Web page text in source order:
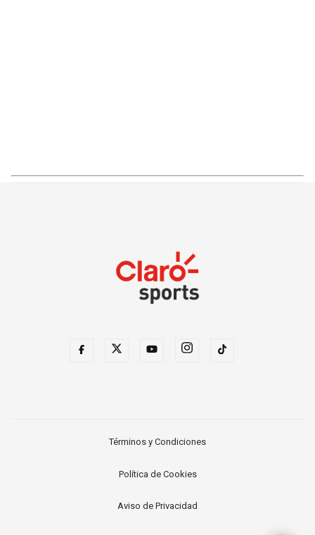
Términos y Condiciones
Política de Cookies
Aviso de Privacidad